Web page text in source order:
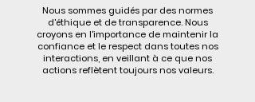
Nous sommes guidés par des normes
d'éthique et de transparence. Nous
croyons en l'importance de maintenir la
confiance et le respect dans toutes nos
interactions, en veillant à ce que nos
actions reflètent toujours nos valeurs.